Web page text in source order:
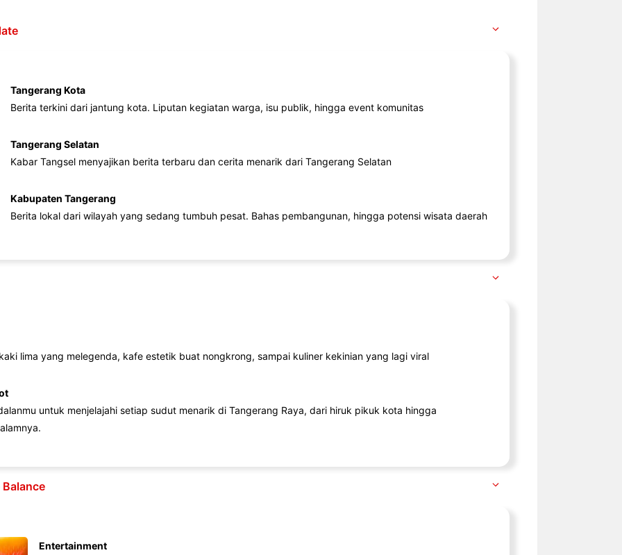
Tangerang Kota
Berita terkini dari jantung kota. Liputan kegiatan warga, isu publik, hingga event komunitas
Tangerang Selatan
Kabar Tangsel menyajikan berita terbaru dan cerita menarik dari Tangerang Selatan
Kabupaten Tangerang
Berita lokal dari wilayah yang sedang tumbuh pesat. Bahas pembangunan, hingga potensi wisata daerah
lima yang melegenda, kafe estetik buat nongkrong, sampai kuliner kekinian yang lagi viral
untuk menjelajahi setiap sudut menarik di Tangerang Raya, dari hiruk pikuk kota hingga
Balance
Entertainment